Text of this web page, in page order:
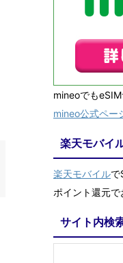
mineoでも
mineo公式ペー
楽天モバイ
楽天モバイルで
ポイント還元で
サイト内検